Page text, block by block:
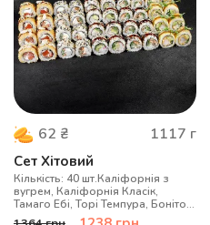
62 ₴ 1117 г
Сет Хітовий
Кількість: 40 шт.Каліфорнія з
вугрем, Каліфорнія Класік,
Тамаго Ебі, Торі Темпура, Боніто з
лососем